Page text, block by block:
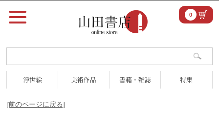
浮世絵 美術作品 書籍・雑誌 特集
0
[前のページに戻る]